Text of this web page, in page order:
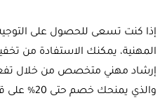
إذا كنت تسعى للحصول على
المهنية، يمكنك الاستفادة من
إرشاد مهني متخصص من خلال
والذي